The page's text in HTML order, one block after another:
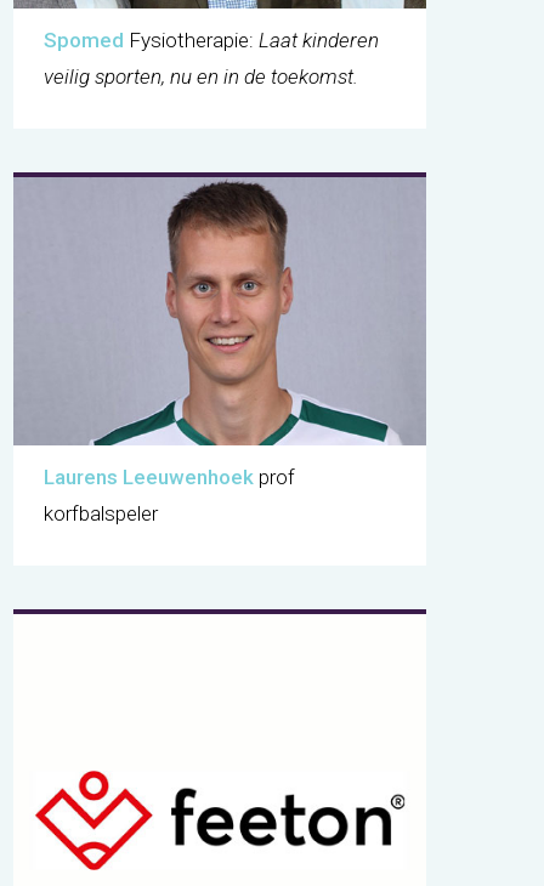
Spomed Fysiotherapie:Laat kinderen
veilig sporten, nu en in de toekomst.
Laurens Leeuwenhoek prof
korfbalspeler